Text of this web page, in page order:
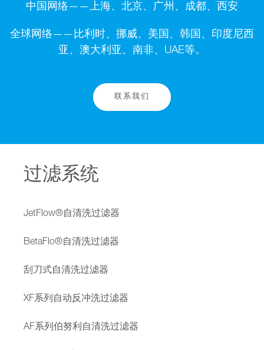
中国网络——上海、北京、广州、成都、西安
全球网络——比利时、挪威、美国、韩国、印度尼西
亚、澳大利亚、南非、UAE等。
联系我们
过滤系统
JetFlow®自清洗过滤器
BetaFlo®自清洗过滤器
刮刀式自清洗过滤器
XF系列自动反冲洗过滤器
AF系列伯努利自清洗过滤器